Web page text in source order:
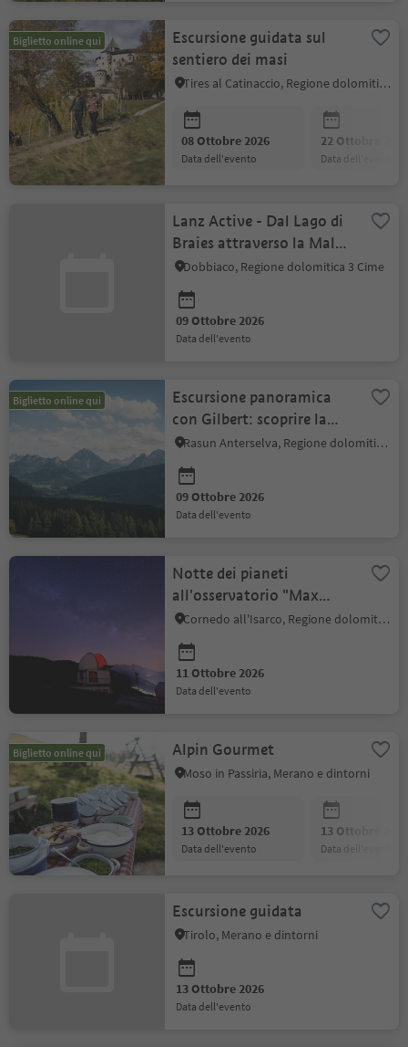
Biglietto online qui
Escursione guidata sul
sentiero dei masi
Tires al Catinaccio, Regione dolomitica Alpe di Siusi
08 Ottobre 2026
data dell'evento
22 Ottobre 2026
data dell'evento
Lanz Active - Dal Lago di
Braies attraverso la Malga
Rossalm fino al Ponticello
Dobbiaco, Regione dolomitica 3 Cime
09 Ottobre 2026
data dell'evento
Biglietto online qui
Escursione panoramica
con Gilbert: scoprire la
vista Dolomiti le rovine
Rasun Anterselva, Regione dolomitica Plan de Corones
09 Ottobre 2026
data dell'evento
Notte dei pianeti
all'osservatorio "Max
Valier"
Cornedo all'Isarco, Regione dolomitica Val d'Ega
11 Ottobre 2026
data dell'evento
Biglietto online qui Alpin Gourmet
Moso in Passiria, Merano e dintorni
13 Ottobre 2026
data dell'evento
13 Ottobre 2026
data dell'evento
Escursione guidata
Tirolo, Merano e dintorni
13 Ottobre 2026
data dell'evento